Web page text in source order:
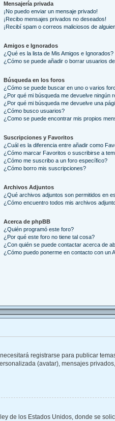
Mensajería privada
¡No puedo enviar un mensaje privado!
¡Recibo mensajes privados no deseados!
¡Recibí spam o correos maliciosos de
Amigos e Ignorados
¿Qué es la lista de Mis Amigos e Ignorados?
¿Cómo se puede añadir o borrar usuarios
Búsqueda en los foros
¿Cómo se puede buscar en uno o varios
¿Por qué mi búsqueda me devuelve ningún
¿Por qué mi búsqueda me devuelve una
¿Cómo busco usuarios?
¿Como se puede encontrar mis propios
Suscripciones y Favoritos
¿Cuál es la diferencia entre añadir como
¿Cómo marcar Favoritos o suscribirse a
¿Cómo me suscribo a un foro específico?
¿Cómo borro mis suscripciones?
Archivos Adjuntos
¿Qué archivos adjuntos son permitidos en
¿Cómo encuentro todos mis archivos
Acerca de phpBB
¿Quién programó este foro?
¿Por qué este foro no tiene tal cosa?
¿Con quién se puede contactar acerca de
¿Cómo puedo ponerme en contacto con un
registrarse para publicar
(avatar), mensajes
de los Estados Unidos, donde se